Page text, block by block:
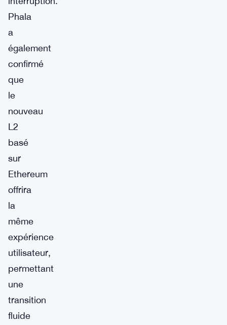
Phala
a
également
confirmé
que
le
nouveau
L2
basé
sur
Ethereum
offrira
la
même
expérience
utilisateur,
permettant
une
transition
fluide